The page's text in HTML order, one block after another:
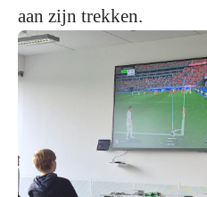
aan zijn trekken.